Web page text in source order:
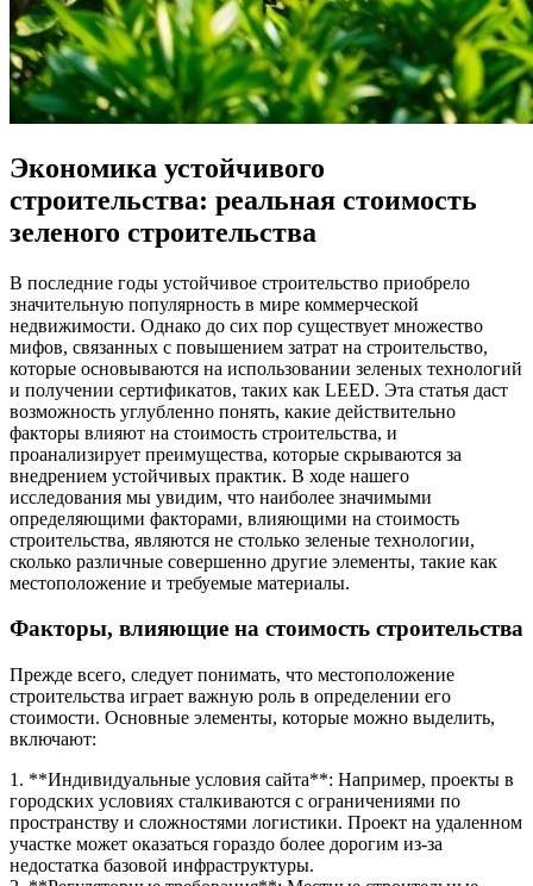
Экономика устойчивого
строительства: реальная стоимость
зеленого строительства
В последние годы устойчивое строительство приобрело
значительную популярность в мире коммерческой
недвижимости. Однако до сих пор существует множество
мифов, связанных с повышением затрат на строительство,
которые основываются на использовании зеленых технологий
и получении сертификатов, таких как LEED. Эта статья даст
возможность углубленно понять, какие действительно
факторы влияют на стоимость строительства, и
проанализирует преимущества, которые скрываются за
внедрением устойчивых практик. В ходе нашего
исследования мы увидим, что наиболее значимыми
определяющими факторами, влияющими на стоимость
строительства, являются не столько зеленые технологии,
сколько различные совершенно другие элементы, такие как
местоположение и требуемые материалы.
Факторы, влияющие на стоимость строительства
Прежде всего, следует понимать, что местоположение
строительства играет важную роль в определении его
стоимости. Основные элементы, которые можно выделить,
включают:
1. **Индивидуальные условия сайта**: Например, проекты в
городских условиях сталкиваются с ограничениями по
пространству и сложностями логистики. Проект на удаленном
участке может оказаться гораздо более дорогим из-за
недостатка базовой инфраструктуры.